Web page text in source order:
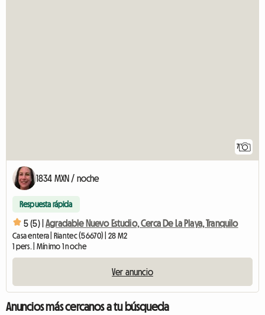
7
1834 MXN / noche
Respuesta rápida
5 (5) | Agradable Nuevo Estudio, Cerca De La Playa, Tranquilo
Casa entera | Riantec (56670) | 28 M2
1 pers. | Mínimo 1 noche
Ver anuncio
Anuncios más cercanos a tu búsqueda